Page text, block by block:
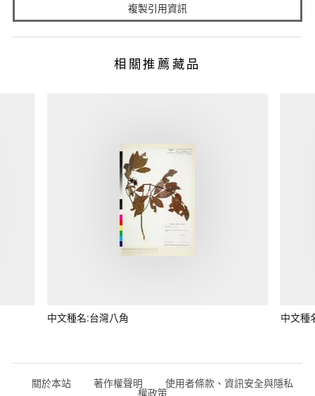
複製引用資訊
相關推薦藏品
中文種名:台灣八角 中文種
關於本站 著作權聲明 使用者條款、資訊安全與隱私
權政策